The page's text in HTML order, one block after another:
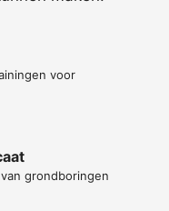
voor
grondboringen